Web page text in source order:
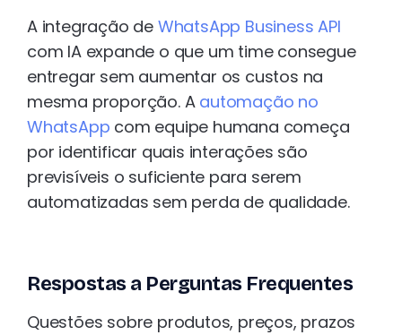
A integração de WhatsApp Business API
com IA expande o que um time consegue
entregar sem aumentar os custos na
mesma proporção. A automação no
WhatsApp com equipe humana começa
por identificar quais interações são
previsíveis o suficiente para serem
automatizadas sem perda de qualidade.
Respostas a Perguntas Frequentes
Questões sobre produtos, preços, prazos